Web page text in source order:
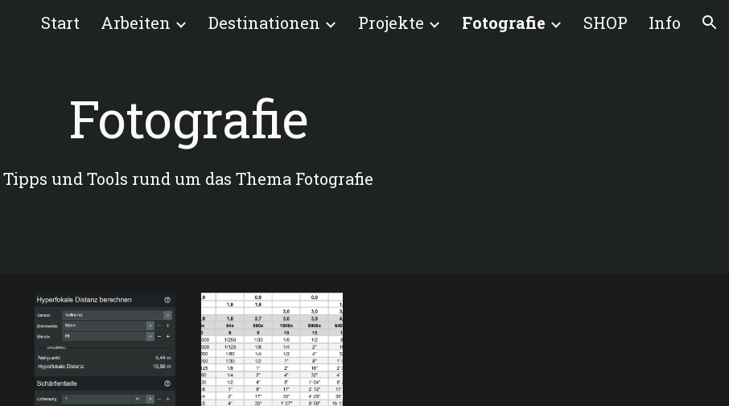
Skip to main content Skip to navigation
Start Arbeiten Destinationen Projekte Fotografie SHOP Info
Fotografie
Tipps und Tools rund um das Thema Fotografie